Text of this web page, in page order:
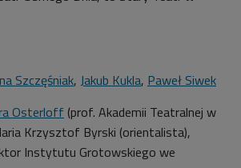
Szczęśniak, Jakub Kukla, Paweł Siwek
Osterloff (prof. Akademii Teatralnej w
Krzysztof Byrski (orientalista),
Instytutu Grotowskiego we